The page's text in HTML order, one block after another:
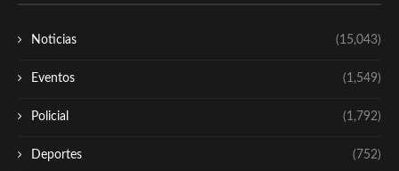
Noticias (15,043)
Eventos (1,549)
Policial (1,792)
Deportes (752)